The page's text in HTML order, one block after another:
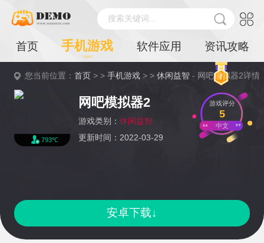
搜索关键词...
首页 手机游戏 软件应用 资讯攻略
您当前位置：首页 > >手机游戏 > >休闲益智 - 网吧模拟器2详情
793℃
网吧模拟器2
游戏类别： 休闲益智
更新时间：2022-03-29
游戏评分
5
中文
安卓下载↓